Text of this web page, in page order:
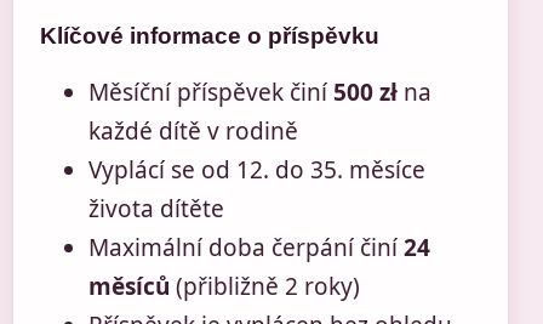
Klíčové informace o příspěvku
Měsíční příspěvek činí 500 zł na
každé dítě v rodině
Vyplácí se od 12. do 35. měsíce
života dítěte
Maximální doba čerpání činí24
měsíců (přibližně 2 roky)